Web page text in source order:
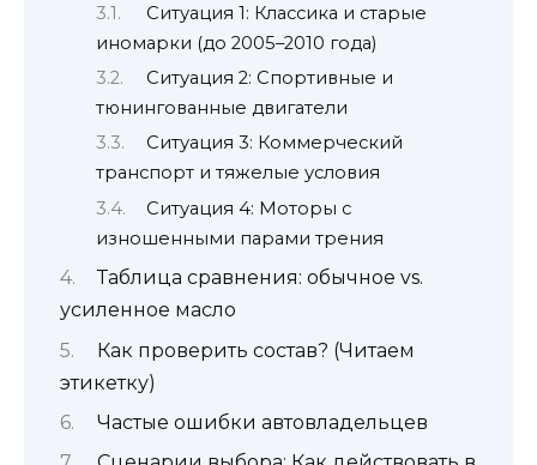
Ситуация 1: Классика и старые
иномарки (до 2005–2010 года)
Ситуация 2: Спортивные и
тюнингованные двигатели
Ситуация 3: Коммерческий
транспорт и тяжелые условия
Ситуация 4: Моторы с
изношенными парами трения
Таблица сравнения: обычное vs.
усиленное масло
Как проверить состав? (Читаем
этикетку)
Частые ошибки автовладельцев